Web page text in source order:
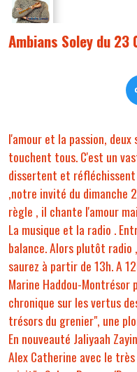
Ambians Soley du 23
l'amour et la passion,
touchent tous. C'est un
dissertent et réfléchissent
,notre invité du dimanche
règle , il chante l'amour
La musique et la radio .
balance. Alors plutôt
saurez à partir de 13h. A
Marine Haddou-
chronique sur les vertus
trésors du grenier", une
En nouveauté Jaliyaah
Alex Catherine avec le